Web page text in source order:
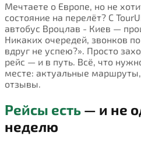
Мечтаете о Европе, но не
состояние на перелёт? С
автобус Вроцлав - Киев —
Никаких очередей, звонков
вдруг не успею?». Просто
рейс — и в путь. Всё, что
месте: актуальные
отзывы.
Рейсы есть — и не
неделю